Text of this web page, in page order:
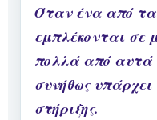
Όταν ένα από
εμπλέκονται σε
πολλά από αυτά
συνήθως
στήριξης.